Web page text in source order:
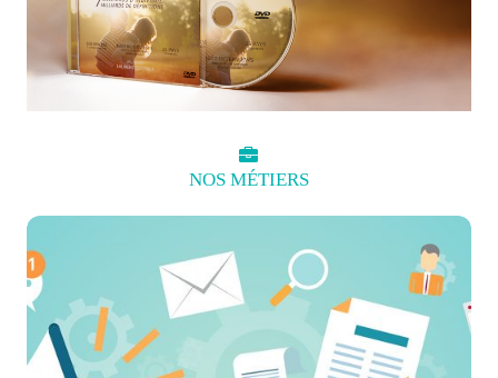
NOS MÉTIERS